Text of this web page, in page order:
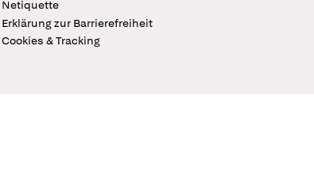
Netiquette
Erklärung zur Barrierefreiheit
Cookies & Tracking